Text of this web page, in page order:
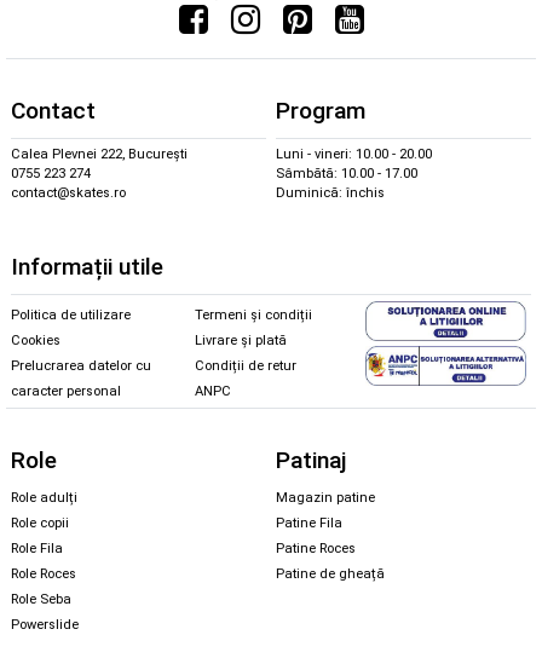
Contact
Calea Plevnei 222, București
0755 223 274
contact@skates.ro
Program
Luni - vineri: 10.00 - 20.00
Sâmbătă: 10.00 - 17.00
Duminică: închis
Informații utile
Politica de utilizare
Cookies
Prelucrarea datelor cu
caracter personal
Termeni și condiții
Livrare și plată
Condiții de retur
ANPC
Role
Role adulți
Role copii
Role Fila
Role Roces
Role Seba
Powerslide
Patinaj
Magazin patine
Patine Fila
Patine Roces
Patine de gheață